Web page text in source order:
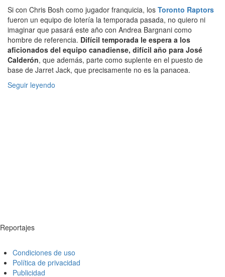
Si con Chris Bosh como jugador franquicia, los Toronto Raptors
fueron un equipo de lotería la temporada pasada, no quiero ni
imaginar que pasará este año con Andrea Bargnani como
hombre de referencia. Difícil temporada le espera a los
aficionados del equipo canadiense, difícil año para José
Calderón, que además, parte como suplente en el puesto de
base de Jarret Jack, que precisamente no es la panacea.
Seguir leyendo
Reportajes
Condiciones de uso
Política de privacidad
Publicidad